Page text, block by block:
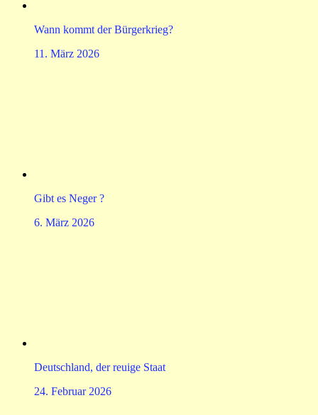
Wann kommt der Bürgerkrieg?
11. März 2026
Gibt es Neger ?
6. März 2026
Deutschland, der reuige Staat
24. Februar 2026